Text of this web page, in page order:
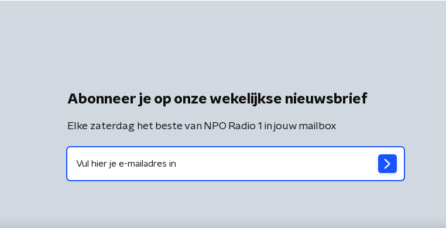
Abonneer je op onze wekelijkse nieuwsbrief
Elke zaterdag het beste van NPO Radio 1 in jouw mailbox